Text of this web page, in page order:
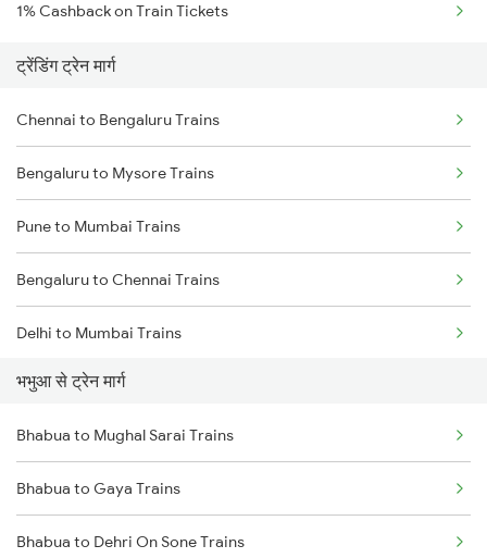
1% Cashback on Train Tickets
ट्रेंडिंग ट्रेन मार्ग
Chennai to Bengaluru Trains
Bengaluru to Mysore Trains
Pune to Mumbai Trains
Bengaluru to Chennai Trains
Delhi to Mumbai Trains
Mumbai to Pune Trains
Delhi to Jammu Trains
Mumbai to Delhi Trains
Mumbai to Goa Trains
भभुआ से ट्रेन मार्ग
Bhabua to Mughal Sarai Trains
Bhabua to Gaya Trains
Bhabua to Dehri On Sone Trains